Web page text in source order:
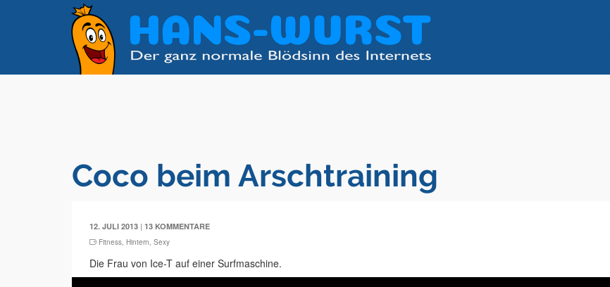
Coco beim Arschtraining
12. JULI 2013 | 13 KOMMENTARE
Fitness, Hintern, Sexy
Die Frau von Ice-T auf einer Surfmaschine.